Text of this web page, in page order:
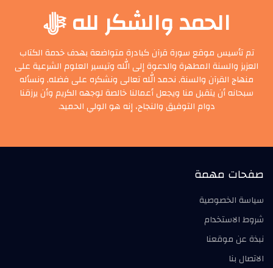
الحمد والشكر لله ﷻ
تم تأسيس موقع سورة قرآن كبادرة متواضعة بهدف خدمة الكتاب
العزيز والسنة المطهرة والدعوة إلى الله وتيسير العلوم الشرعية على
منهاج القرآن والسنة, نحمد الله تعالى ونشكره على فضله, ونسأله
سبحانه أن يتقبل منا ويجعل أعمالنا خالصة لوجهه الكريم وأن يرزقنا
دوام التوفيق والنجاح، إنه هو الولي الحميد.
صفحات مهمة
سياسة الخصوصية
شروط الاستخدام
نبذة عن موقعنا
الاتصال بنا